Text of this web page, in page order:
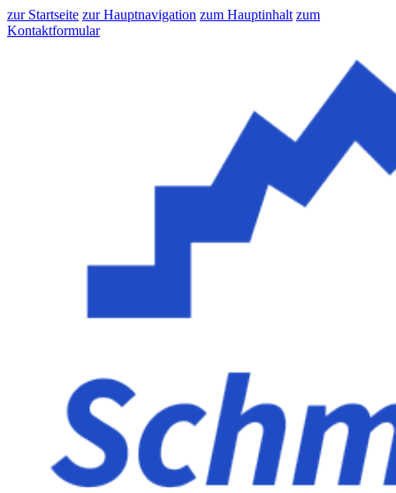
zur Startseite zur Hauptnavigation zum Hauptinhalt zum
Kontaktformular